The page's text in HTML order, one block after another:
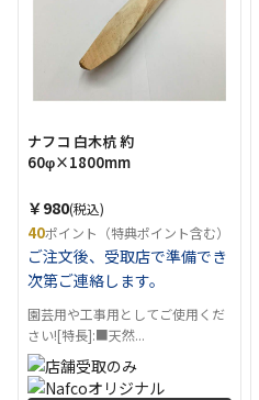
ナフコ 白木杭 約
60φ×1800mm
￥980(税込)
40ポイント（特典ポイント含む）
ご注文後、受取店で準備でき
次第ご連絡します。
園芸用や工事用としてご使用くだ
さい![特長]:■天然...